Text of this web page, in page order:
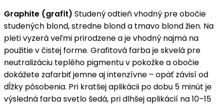
Graphite (grafit) Studený odtieň vhodný pre obočie
studených blond, stredne blond a tmavo blond žien. Na
pleti vyzerá veľmi prirodzene a je vhodný najmä na
použitie v čistej forme. Grafitová farba je skvelá pre
neutralizáciu teplého pigmentu v pokožke a obočie
dokážete zafarbiť jemne aj intenzívne – opäť závisí od
dĺžky pôsobenia. Pri kratšej aplikácii po dobu 5 minút je
výsledná farba svetlo šedá, pri dlhšej aplikácií na 10–15